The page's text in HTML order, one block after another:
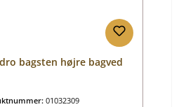
bagsten højre bagved
01032309